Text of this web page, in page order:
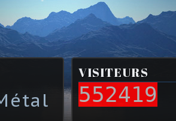
VISITEURS
552419